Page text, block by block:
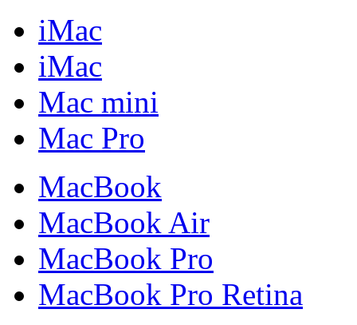
iMac
iMac
Mac mini
Mac Pro
MacBook
MacBook Air
MacBook Pro
MacBook Pro Retina